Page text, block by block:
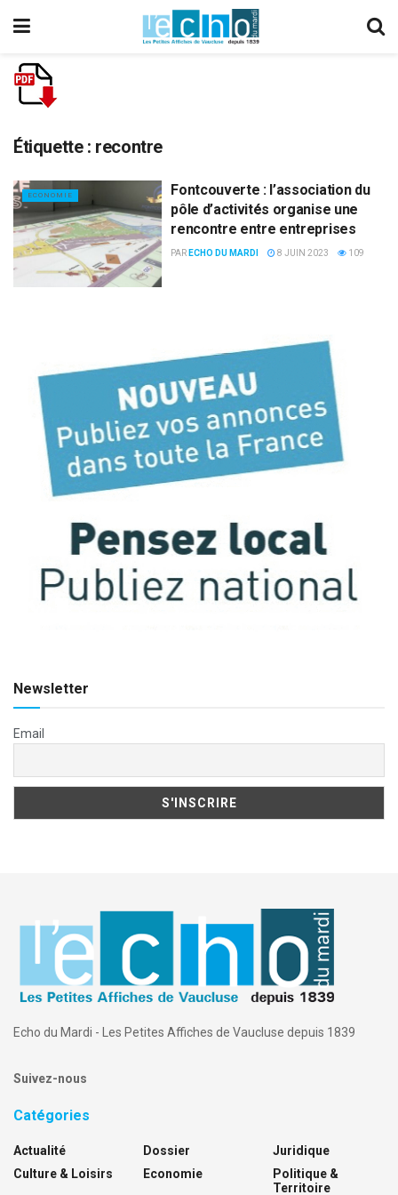
Étiquette : recontre
ECONOMIE
Fontcouverte : l’association du
pôle d’activités organise une
rencontre entre entreprises
PAR ECHO DU MARDI 8 JUIN 2023 109
Newsletter
Email
Echo du Mardi - Les Petites Affiches de Vaucluse depuis 1839
Suivez-nous
Catégories
Actualité
Culture & Loisirs
Dossier
Economie
Juridique
Politique &
Territoire